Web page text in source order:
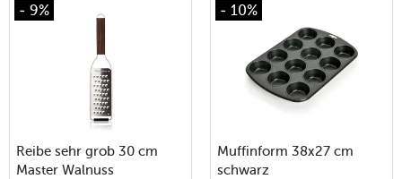
- 9%
Reibe sehr grob 30 cm
Master Walnuss
- 10%
Muffinform 38x27 cm
schwarz